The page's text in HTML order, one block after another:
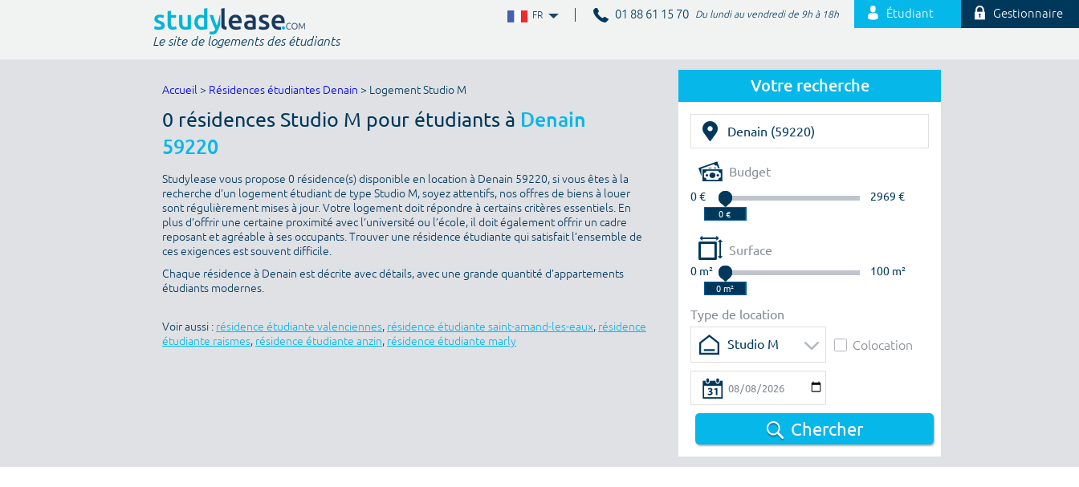
FR 01 88 61 15 70 Du lundi au vendredi de 9h à 18h Étudiant Gestionnaire
Le site de logements des étudiants
Votre recherche
Budget
0 € 2969 €
Surface
0 m² 100 m²
Type de location
Studio M
Colocation
Chercher
Accueil > Résidences étudiantes Denain > Logement Studio M
0 résidences Studio M pour étudiants à Denain
59220
Studylease vous propose 0 résidence(s) disponible en location à Denain 59220, si vous êtes à la
recherche d’un logement étudiant de type Studio M, soyez attentifs, nos offres de biens à louer
sont régulièrement mises à jour. Votre logement doit répondre à certains critères essentiels. En
plus d’offrir une certaine proximité avec l’université ou l’école, il doit également offrir un cadre
reposant et agréable à ses occupants. Trouver une résidence étudiante qui satisfait l’ensemble de
ces exigences est souvent difficile.
Chaque résidence à Denain est décrite avec détails, avec une grande quantité d’appartements
étudiants modernes.
Voir aussi : résidence étudiante valenciennes, résidence étudiante saint-amand-les-eaux, résidence
étudiante raismes, résidence étudiante anzin, résidence étudiante marly